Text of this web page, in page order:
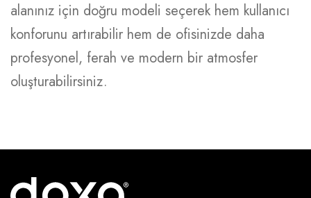
alanınız için doğru modeli seçerek hem kullanıcı
konforunu artırabilir hem de ofisinizde daha
profesyonel, ferah ve modern bir atmosfer
oluşturabilirsiniz.